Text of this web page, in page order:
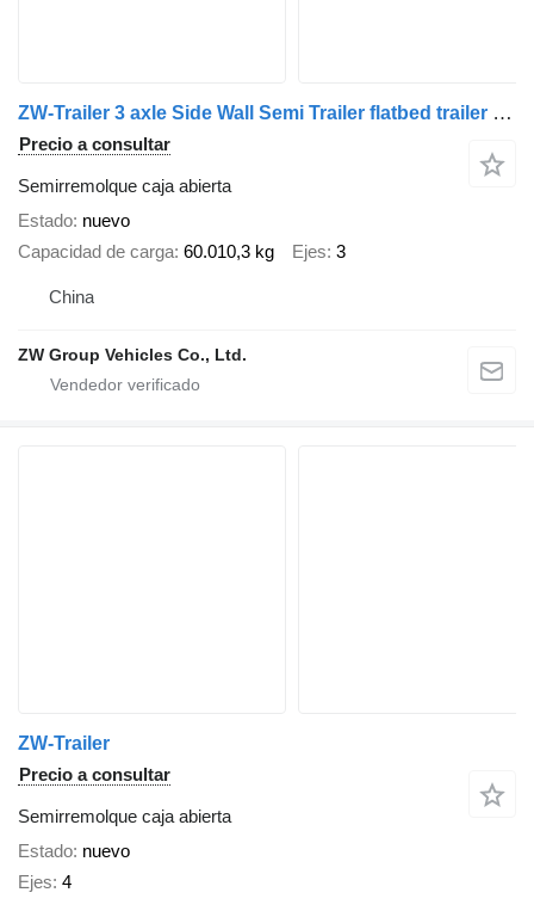
ZW-Trailer 3 axle Side Wall Semi Trailer flatbed trailer for sudan
Precio a consultar
Semirremolque caja abierta
Estado nuevo
Capacidad de carga 60.010,3 kg Ejes 3
China
ZW Group Vehicles Co., Ltd.
ZW-Trailer
Precio a consultar
Semirremolque caja abierta
Estado nuevo
Ejes 4